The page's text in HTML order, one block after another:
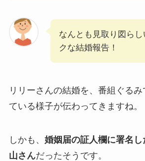
なんとも見取り図ら
クな結婚報告！
リリーさんの結婚を、番組ぐる
ている様子が伝わってきますね。
しかも、 婚姻届の証人欄に署名
山さんだったそうです。